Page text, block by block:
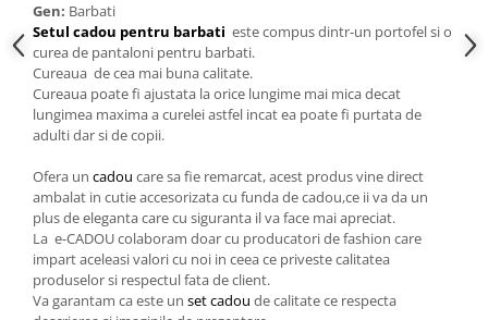
Gen: Barbati
Setul cadou pentru barbati este compus dintr-un portofel si o
curea de pantaloni pentru barbati.
Cureaua de cea mai buna calitate.
Cureaua poate fi ajustata la orice lungime mai mica decat
lungimea maxima a curelei astfel incat ea poate fi purtata de
adulti dar si de copii.
Ofera un cadou care sa fie remarcat, acest produs vine direct
ambalat in cutie accesorizata cu funda de cadou,ce ii va da un
plus de eleganta care cu siguranta il va face mai apreciat.
La e-CADOU colaboram doar cu producatori de fashion care
impart aceleasi valori cu noi in ceea ce priveste calitatea
produselor si respectul fata de client.
Va garantam ca este un set cadou de calitate ce respecta